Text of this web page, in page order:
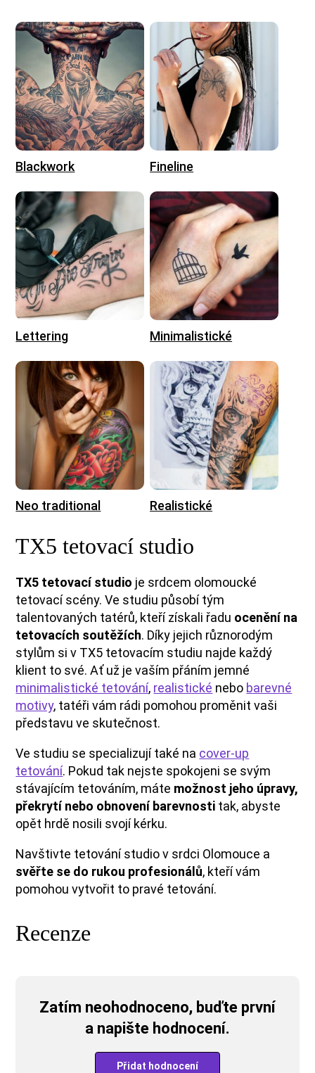
Blackwork Fineline
Lettering Minimalistické
Neo traditional Realistické
TX5 tetovací studio
TX5 tetovací studio je srdcem olomoucké
tetovací scény. Ve studiu působí tým
talentovaných tatérů, kteří získali řadu ocenění na
tetovacích soutěžích. Díky jejich různorodým
stylům si v TX5 tetovacím studiu najde každý
klient to své. Ať už je vaším přáním jemné
minimalistické tetování, realistické nebo barevné
motivy, tatéři vám rádi pomohou proměnit vaši
představu ve skutečnost.
Ve studiu se specializují také na cover-up
tetování. Pokud tak nejste spokojeni se svým
stávajícím tetováním, máte možnost jeho úpravy,
překrytí nebo obnovení barevnosti tak, abyste
opět hrdě nosili svojí kérku.
Navštivte tetování studio v srdci Olomouce a
svěřte se do rukou profesionálů, kteří vám
pomohou vytvořit to pravé tetování.
Recenze
Zatím neohodnoceno, buďte první
a napište hodnocení.
Přidat hodnocení